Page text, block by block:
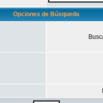
Opciones de Búsqueda